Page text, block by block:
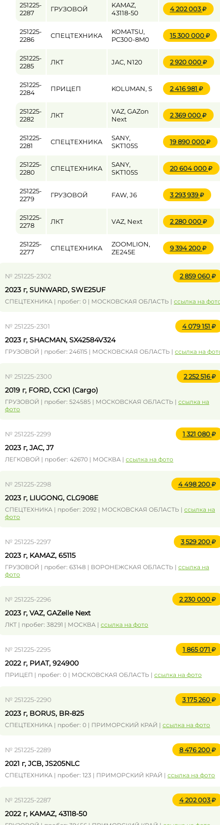
251225-
2287
ГРУЗОВОЙ
KAMAZ,
43118-50
4 202 003
251225-
2286
СПЕЦТЕХНИКА
KOMATSU,
PC300-8M0
15 300 000
251225-
2285
ЛКТ JAC, N120 2 920 000
251225-
2284
ПРИЦЕП KOLUMAN, S 2 416 981
251225-
2282
ЛКТ
VAZ, GAZon
Next
2 369 000
251225-
2281
СПЕЦТЕХНИКА
SANY,
SKT105S
19 890 000
251225-
2280
СПЕЦТЕХНИКА
SANY,
SKT105S
20 604 000
251225-
2279
ГРУЗОВОЙ FAW, J6 3 293 939
251225-
2278
ЛКТ VAZ, Next 2 280 000
251225-
2277
СПЕЦТЕХНИКА
ZOOMLION,
ZE245E
9 394 200
№ 251225-2302 2 859 060
2023 г, SUNWARD, SWE25UF
СПЕЦТЕХНИКА | пробег: 0 | МОСКОВСКАЯ ОБЛАСТЬ | ссылка на
№ 251225-2301 4 079 151
2023 г, SHACMAN, SX42584V324
ГРУЗОВОЙ | пробег: 246115 | МОСКОВСКАЯ ОБЛАСТЬ | ссылка на
№ 251225-2300 2 252 516
2019 г, FORD, CCK1 (Cargo)
ГРУЗОВОЙ | пробег: 524585 | МОСКОВСКАЯ ОБЛАСТЬ | ссылка на
фото
№ 251225-2299 1 321 080
2023 г, JAC, J7
ЛЕГКОВОЙ | пробег: 42670 | МОСКВА | ссылка на фото
№ 251225-2298 4 498 200
2023 г, LIUGONG, CLG908E
СПЕЦТЕХНИКА | пробег: 2092 | МОСКОВСКАЯ ОБЛАСТЬ | ссылка на
фото
№ 251225-2297 3 529 200
2023 г, KAMAZ, 65115
ГРУЗОВОЙ | пробег: 63148 | ВОРОНЕЖСКАЯ ОБЛАСТЬ | ссылка на
фото
№ 251225-2296 2 230 000
2023 г, VAZ, GAZelle Next
ЛКТ | пробег: 38291 | МОСКВА | ссылка на фото
№ 251225-2295 1 865 071
2022 г, РИАТ, 924900
ПРИЦЕП | пробег: 0 | МОСКОВСКАЯ ОБЛАСТЬ | ссылка на фото
№ 251225-2290 3 175 260
2023 г, BORUS, BR-825
СПЕЦТЕХНИКА | пробег: 0 | ПРИМОРСКИЙ КРАЙ | ссылка на фото
№ 251225-2289 8 476 200
2021 г, JCB, JS205NLC
СПЕЦТЕХНИКА | пробег: 123 | ПРИМОРСКИЙ КРАЙ | ссылка на фото
№ 251225-2287 4 202 003
2022 г, KAMAZ, 43118-50